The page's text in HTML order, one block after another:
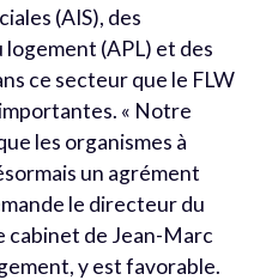
(AIS), des
(APL) et des
ce secteur que le FLW
« Notre
les organismes à
un agrément
le directeur du
cabinet de Jean-Marc
y est favorable.